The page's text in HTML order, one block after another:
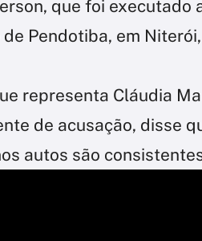
que foi executado
Pendotiba, em
representa Cláudia
de acusação, disse
autos são